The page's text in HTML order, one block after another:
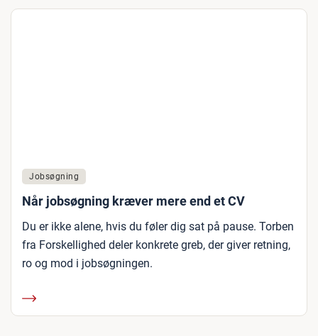
Jobsøgning
Når jobsøgning kræver mere end et CV
Du er ikke alene, hvis du føler dig sat på pause. Torben
fra Forskellighed deler konkrete greb, der giver retning,
ro og mod i jobsøgningen.